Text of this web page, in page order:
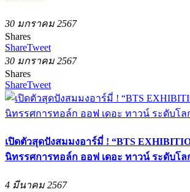
30 มกราคม 2567
Shares
ShareTweet
30 มกราคม 2567
Shares
ShareTweet
เปิดตัวสุดปังสมมงอาร์มี่ ! “BTS
นิทรรศการทอล์ก ออฟ เดอะ ทาวน์ ระดับโล
4 มีนาคม 2567